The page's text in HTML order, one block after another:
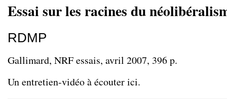
Essai sur les racines du
RDMP
Gallimard, NRF essais, avril 2007, 396 p.
Un entretien-vidéo à écouter ici.